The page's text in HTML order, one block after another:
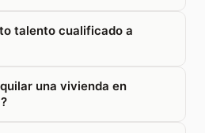
talento cualificado a
una vivienda en